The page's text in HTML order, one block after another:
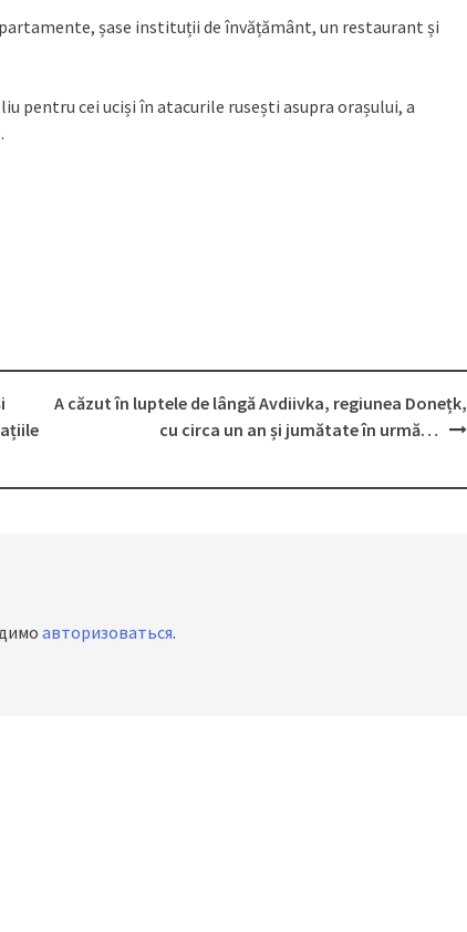
șase instituții de învățământ, un restaurant și
pentru cei uciși în atacurile rusești asupra orașului, a
A căzut în luptele de lângă Avdiivka, regiunea Donețk,
cu circa un an și jumătate în urmă…
авторизоваться.